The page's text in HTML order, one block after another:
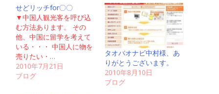
せどリッチfor〇〇
▼中国人観光客を呼び込
む方法あります。 その
他、中国に留学を考えて
いる・・・ 中国人に物を
売りたい・…
2010年7月21日
ブログ
タオバオナビ中村様、あ
りがとうございます。
2010年8月10日
ブログ